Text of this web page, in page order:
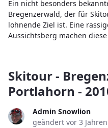
Ein nicht besonders
Bregenzerwald, der für
lohnende Ziel ist. Eine
Aussichtsberg machen
Skitour -
Portlahorn -
Admin Snowlion
geändert vor 3